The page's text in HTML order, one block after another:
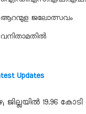
ആറന്മുള ജലോത്സവം
വനിതാമതിൽ
Updates
ജില്ലയില്‍ 19.96